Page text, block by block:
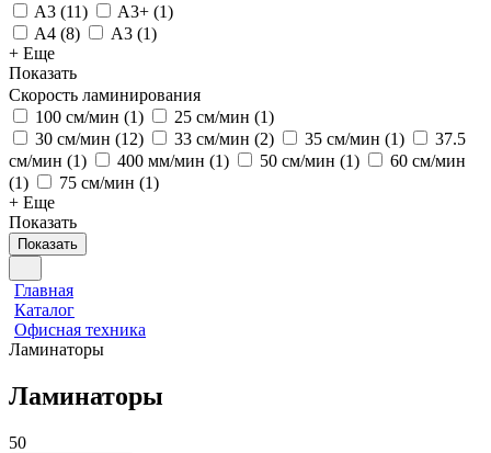
A3 (11) A3+ (1)
A4 (8) А3 (1)
+ Еще
Показать
Скорость ламинирования
100 см/мин (1) 25 см/мин (1)
30 см/мин (12) 33 см/мин (2) 35 см/мин (1)
37.5
см/мин (1) 400 мм/мин (1) 50 см/мин (1)
60 см/мин
(1) 75 см/мин (1)
+ Еще
Показать
Показать
Главная
Каталог
Офисная техника
Ламинаторы
Ламинаторы
50